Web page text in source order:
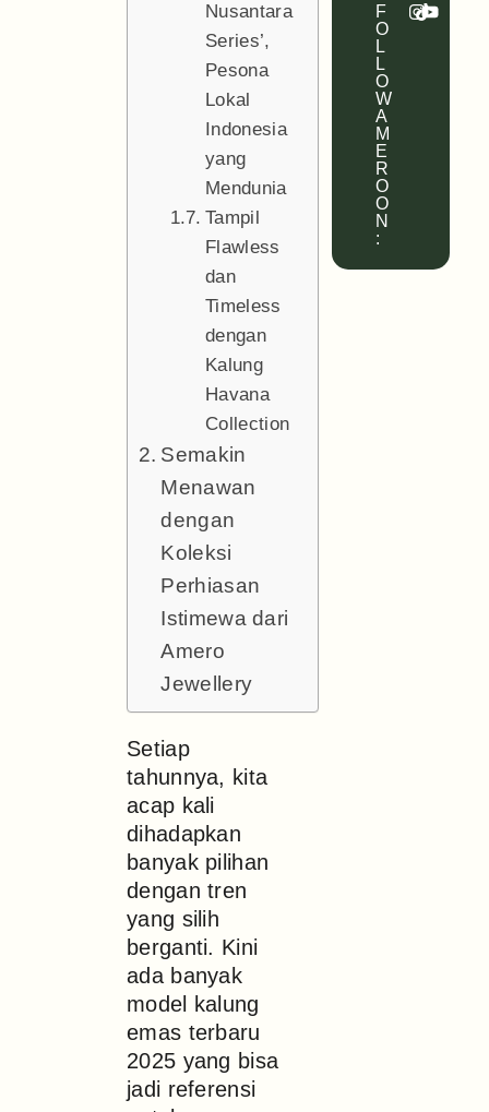
Nusantara
Series’,
Pesona
Lokal
Indonesia
yang
Mendunia
Tampil
Flawless
dan
Timeless
dengan
Kalung
Havana
Collection
Semakin
Menawan
dengan
Koleksi
Perhiasan
Istimewa dari
Amero
Jewellery
Setiap
tahunnya, kita
acap kali
dihadapkan
banyak pilihan
dengan tren
yang silih
berganti. Kini
ada banyak
model kalung
emas terbaru
2025 yang bisa
jadi referensi
F
O
L
L
O
W
A
M
E
R
O
O
N
: